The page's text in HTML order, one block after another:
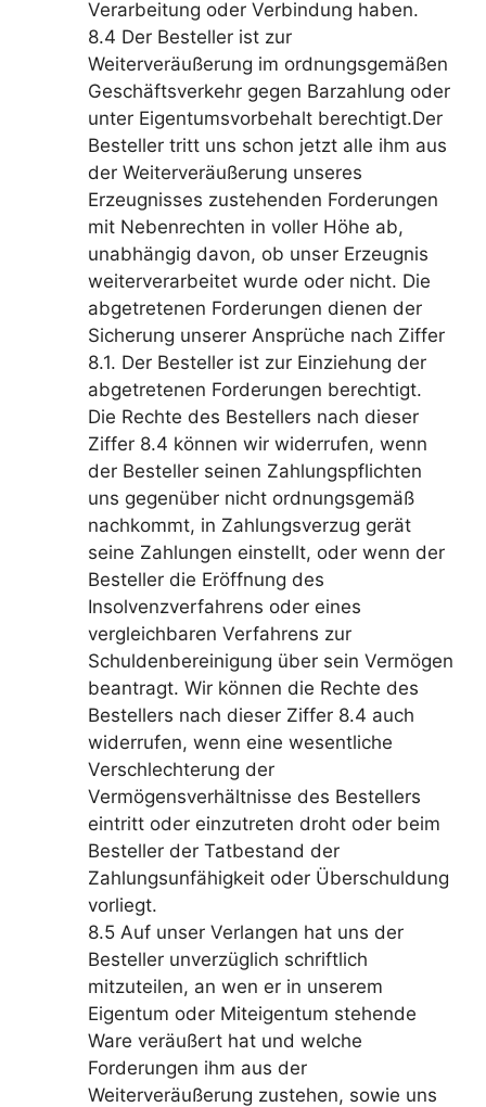
Verarbeitung oder Verbindung haben.
8.4 Der Besteller ist zur
Weiterveräußerung im ordnungsgemäßen
Geschäftsverkehr gegen Barzahlung oder
unter Eigentumsvorbehalt berechtigt.Der
Besteller tritt uns schon jetzt alle ihm aus
der Weiterveräußerung unseres
Erzeugnisses zustehenden Forderungen
mit Nebenrechten in voller Höhe ab,
unabhängig davon, ob unser Erzeugnis
weiterverarbeitet wurde oder nicht. Die
abgetretenen Forderungen dienen der
Sicherung unserer Ansprüche nach Ziffer
8.1. Der Besteller ist zur Einziehung der
abgetretenen Forderungen berechtigt.
Die Rechte des Bestellers nach dieser
Ziffer 8.4 können wir widerrufen, wenn
der Besteller seinen Zahlungspflichten
uns gegenüber nicht ordnungsgemäß
nachkommt, in Zahlungsverzug gerät
seine Zahlungen einstellt, oder wenn der
Besteller die Eröffnung des
Insolvenzverfahrens oder eines
vergleichbaren Verfahrens zur
Schuldenbereinigung über sein Vermögen
beantragt. Wir können die Rechte des
Bestellers nach dieser Ziffer 8.4 auch
widerrufen, wenn eine wesentliche
Verschlechterung der
Vermögensverhältnisse des Bestellers
eintritt oder einzutreten droht oder beim
Besteller der Tatbestand der
Zahlungsunfähigkeit oder Überschuldung
vorliegt.
8.5 Auf unser Verlangen hat uns der
Besteller unverzüglich schriftlich
mitzuteilen, an wen er in unserem
Eigentum oder Miteigentum stehende
Ware veräußert hat und welche
Forderungen ihm aus der
Weiterveräußerung zustehen, sowie uns